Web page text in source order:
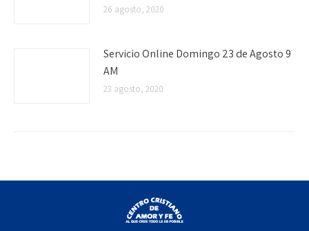
26 agosto, 2020
Servicio Online Domingo 23 de Agosto 9
AM
23 agosto, 2020